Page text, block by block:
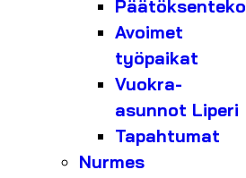
Päätöksenteko
Avoimet
työpaikat
Vuokra-
asunnot Liperi
Tapahtumat
Nurmes